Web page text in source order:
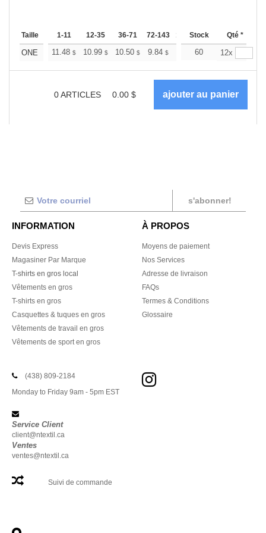
Taille 1-11 12-35 36-71 72-143 144-287 288 + Plus
Stock Qté *
ONE 11.48 $ 10.99 $ 10.50 $ 9.84 $ 9.35$ 9.18$
60 12x
0ARTICLES 0.00 $
s'abonner!
INFORMATION
Devis Express
Magasiner Par Marque
T-shirts en gros local
Vêtements en gros
T-shirts en gros
Casquettes & tuques en gros
Vêtements de travail en gros
Vêtements de sport en gros
À PROPOS
Moyens de paiement
Nos Services
Adresse de livraison
FAQs
Termes & Conditions
Glossaire
(438) 809-2184
Monday to Friday 9am - 5pm EST
Service Client
client@ntextil.ca
Ventes
ventes@ntextil.ca
Suivi de commande